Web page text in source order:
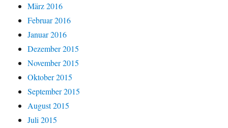
März 2016
Februar 2016
Januar 2016
Dezember 2015
November 2015
Oktober 2015
September 2015
August 2015
Juli 2015